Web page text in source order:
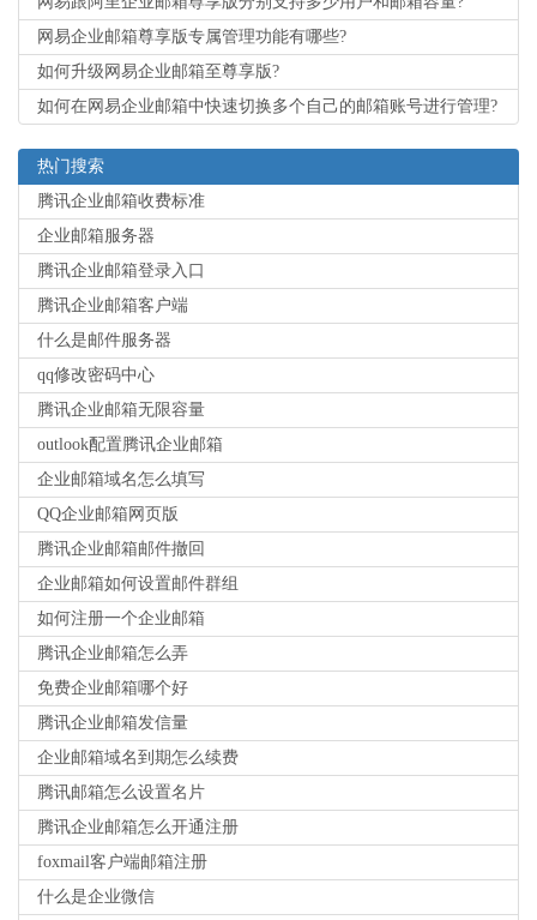
网易企业邮箱尊享版专属管理功能有哪些?
如何升级网易企业邮箱至尊享版?
如何在网易企业邮箱中快速切换多个自己的邮箱账号进行管理?
热门搜索
腾讯企业邮箱收费标准
企业邮箱服务器
腾讯企业邮箱登录入口
腾讯企业邮箱客户端
什么是邮件服务器
qq修改密码中心
腾讯企业邮箱无限容量
outlook配置腾讯企业邮箱
企业邮箱域名怎么填写
QQ企业邮箱网页版
腾讯企业邮箱邮件撤回
企业邮箱如何设置邮件群组
如何注册一个企业邮箱
腾讯企业邮箱怎么弄
免费企业邮箱哪个好
腾讯企业邮箱发信量
企业邮箱域名到期怎么续费
腾讯邮箱怎么设置名片
腾讯企业邮箱怎么开通注册
foxmail客户端邮箱注册
什么是企业微信